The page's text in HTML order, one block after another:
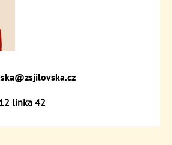
linka 42